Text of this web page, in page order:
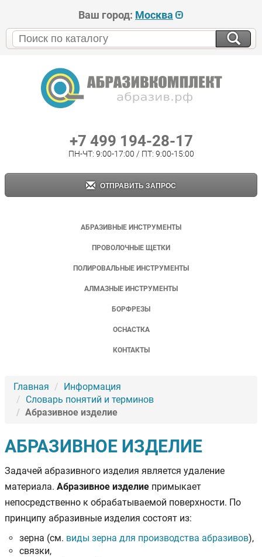
Ваш город: Москва
+7 499 194-28-17
ПН-ЧТ: 9:00-17:00 / ПТ: 9:00-15:00
ОТПРАВИТЬ ЗАПРОС
АБРАЗИВНЫЕ ИНСТРУМЕНТЫ
ПРОВОЛОЧНЫЕ ЩЕТКИ
ПОЛИРОВАЛЬНЫЕ ИНСТРУМЕНТЫ
АЛМАЗНЫЕ ИНСТРУМЕНТЫ
БОРФРЕЗЫ
ОСНАСТКА
КОНТАКТЫ
Главная
Информация
Словарь понятий и терминов
Абразивное изделие
АБРАЗИВНОЕ ИЗДЕЛИЕ
Задачей абразивного изделия является удаление
материала. Абразивное изделие примыкает
непосредственно к обрабатываемой поверхности. По
принципу абразивные изделия состоят из:
зерна (см. виды зерна для производства абразивов),
связки,